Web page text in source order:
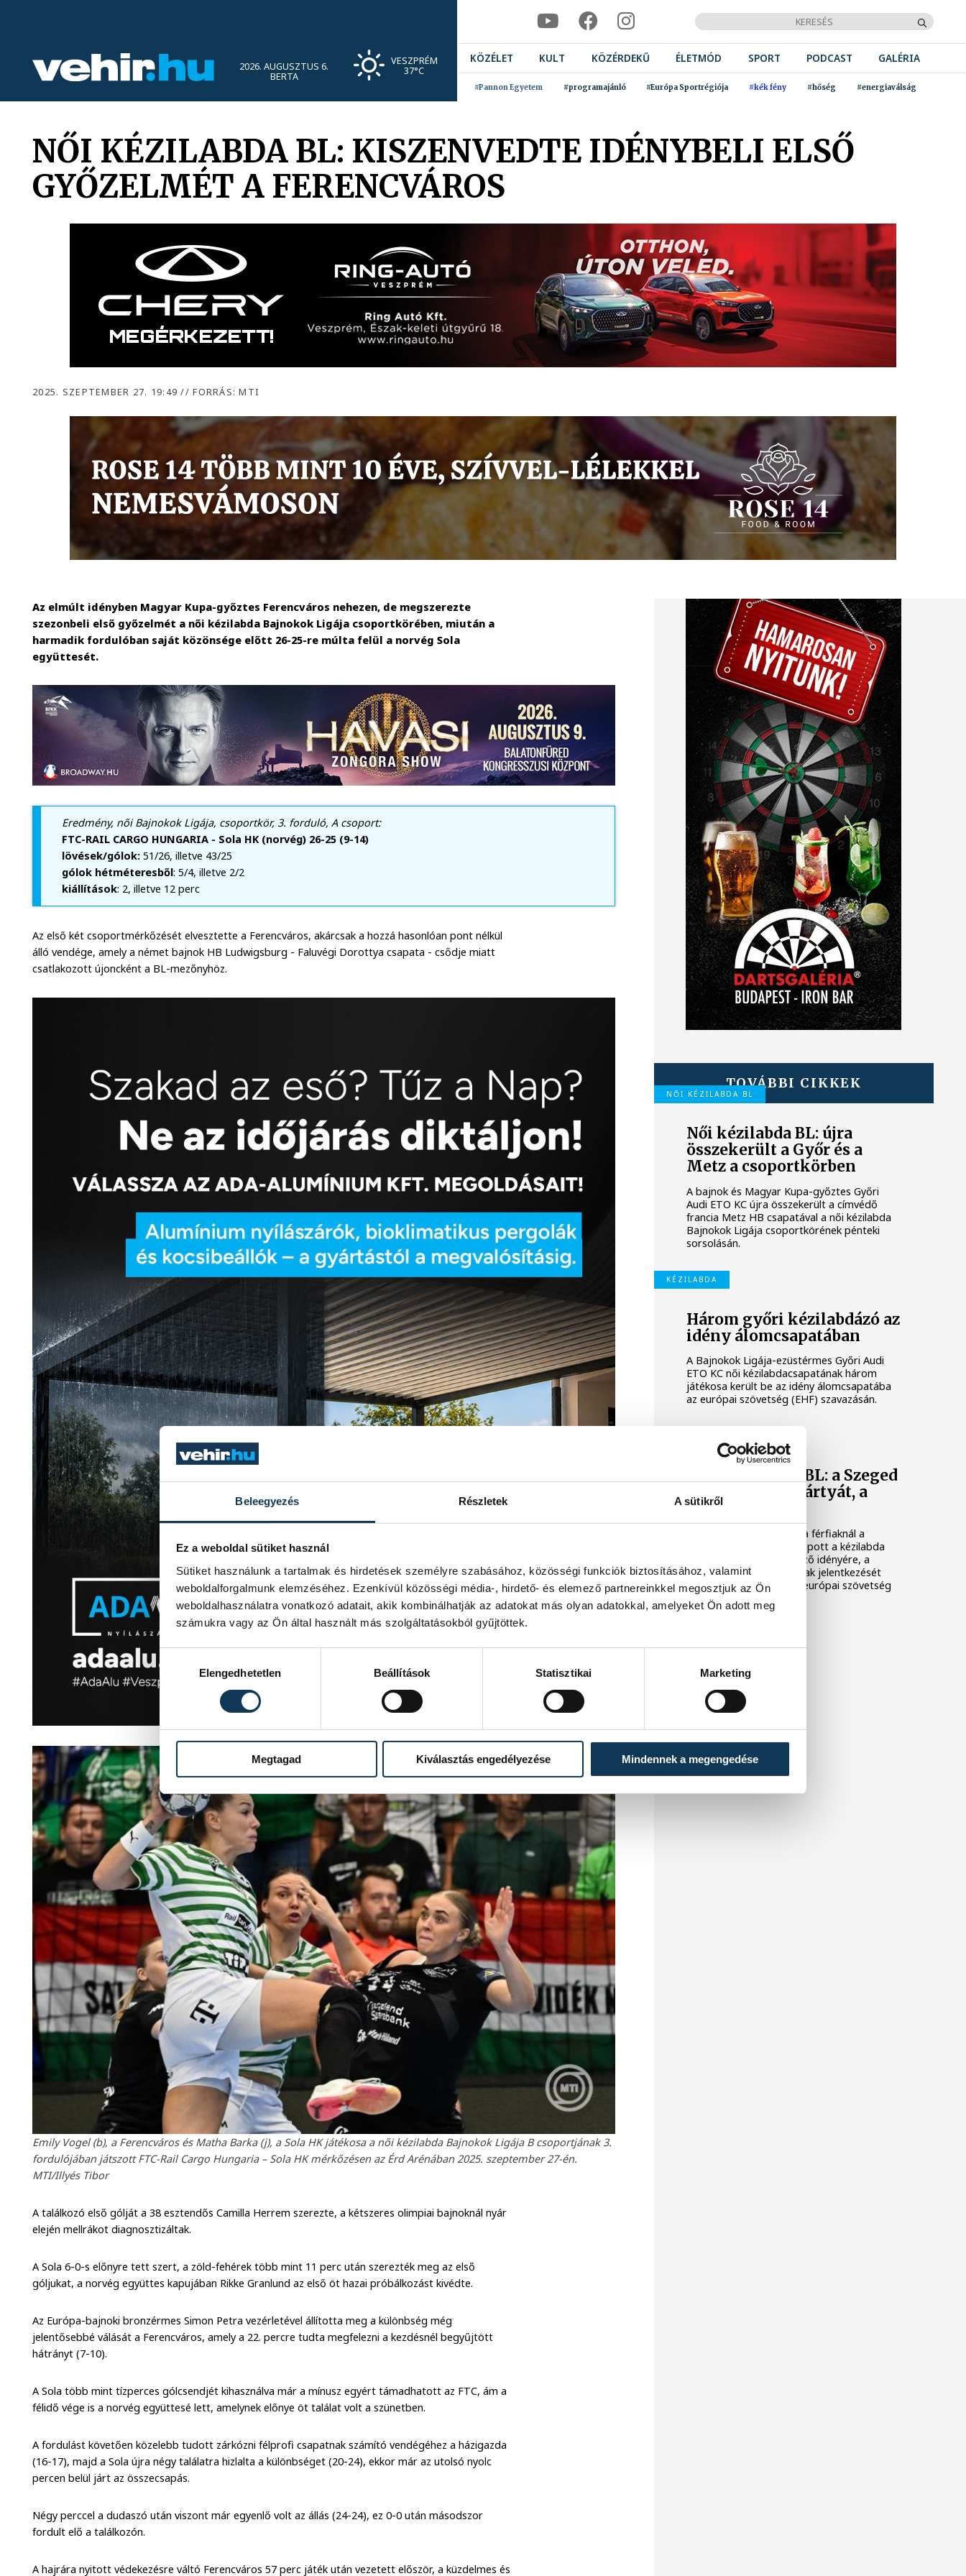
Beleegyezés Részletek A sütikről
Ez a weboldal sütiket használ
Sütiket használunk a tartalmak és hirdetések személyre szabásához, közösségi funkciók biztosításához, valamint
weboldalforgalmunk elemzéséhez. Ezenkívül közösségi média-, hirdető- és elemező partnereinkkel megosztjuk az Ön
weboldalhasználatra vonatkozó adatait, akik kombinálhatják az adatokat más olyan adatokkal, amelyeket Ön adott meg
számukra vagy az Ön által használt más szolgáltatásokból gyűjtöttek.
Elengedhetetlen
Beállítások Statisztikai Marketing
Megtagad Kiválasztás engedélyezése Mindennek a megengedése
2026. AUGUSZTUS 6.
BERTA
VESZPRÉM
37°C
KÖZÉLET KULT KÖZÉRDEKŰ ÉLETMÓD SPORT PODCAST GALÉRIA
#Pannon Egyetem #programajánló #Európa Sportrégiója #kék fény #hőség #energiaválság
NŐI KÉZILABDA BL: KISZENVEDTE IDÉNYBELI ELSŐ
GYŐZELMÉT A FERENCVÁROS
2025. SZEPTEMBER 27. 19:49// FORRÁS: MTI
Az elmúlt idényben Magyar Kupa-győztes Ferencváros nehezen, de megszerezte
szezonbeli első győzelmét a női kézilabda Bajnokok Ligája csoportkörében, miután a
harmadik fordulóban saját közönsége előtt 26-25-re múlta felül a norvég Sola
együttesét.
Eredmény, női Bajnokok Ligája, csoportkör, 3. forduló, A csoport:
FTC-RAIL CARGO HUNGARIA - Sola HK (norvég) 26-25 (9-14)
lövések/gólok:51/26, illetve 43/25
gólok hétméteresből: 5/4, illetve 2/2
kiállítások: 2, illetve 12 perc
Az első két csoportmérkőzését elvesztette a Ferencváros, akárcsak a hozzá hasonlóan pont nélkül
álló vendége, amely a német bajnok HB Ludwigsburg - Faluvégi Dorottya csapata - csődje miatt
csatlakozott újoncként a BL-mezőnyhöz.
Emily Vogel (b), a Ferencváros és Matha Barka (j), a Sola HK játékosa a női kézilabda Bajnokok Ligája B csoportjának 3.
fordulójában játszott FTC-Rail Cargo Hungaria – Sola HK mérkőzésen az Érd Arénában 2025. szeptember 27-én.
MTI/Illyés Tibor
A találkozó első gólját a 38 esztendős Camilla Herrem szerezte, a kétszeres olimpiai bajnoknál nyár
elején mellrákot diagnosztizáltak.
A Sola 6-0-s előnyre tett szert, a zöld-fehérek több mint 11 perc után szerezték meg az első
góljukat, a norvég együttes kapujában Rikke Granlund az első öt hazai próbálkozást kivédte.
Az Európa-bajnoki bronzérmes Simon Petra vezérletével állította meg a különbség még
jelentősebbé válását a Ferencváros, amely a 22. percre tudta megfelezni a kezdésnél begyűjtött
hátrányt (7-10).
A Sola több mint tízperces gólcsendjét kihasználva már a mínusz egyért támadhatott az FTC, ám a
félidő vége is a norvég együttesé lett, amelynek előnye öt találat volt a szünetben.
A fordulást követően közelebb tudott zárkózni félprofi csapatnak számító vendégéhez a házigazda
(16-17), majd a Sola újra négy találatra hizlalta a különbséget (20-24), ekkor már az utolsó nyolc
percen belül járt az összecsapás.
Négy perccel a dudaszó után viszont már egyenlő volt az állás (24-24), ez 0-0 után másodszor
fordult elő a találkozón.
A hajrára nyitott védekezésre váltó Ferencváros 57 perc játék után vezetett először, a küzdelmes és
TOVÁBBI CIKKEK
NŐI KÉZILABDA BL
Női kézilabda BL: újra
összekerült a Győr és a
Metz a csoportkörben
A bajnok és Magyar Kupa-győztes Győri
Audi ETO KC újra összekerült a címvédő
francia Metz HB csapatával a női kézilabda
Bajnokok Ligája csoportkörének pénteki
sorsolásán.
KÉZILABDA
Három győri kézilabdázó az
idény álomcsapatában
A Bajnokok Ligája-ezüstérmes Győri Audi
ETO KC női kézilabdacsapatának három
játékosa került be az idény álomcsapatába
az európai szövetség (EHF) szavazásán.
Férfi kézilabda BL: a Szeged
kapott szabadkártyát, a
Tatabánya nem
A nőknél a Ferencváros, a férfiaknál a
Szeged szabadkártyát kapott a kézilabda
Bajnokok Ligája következő idényére, a
Tatabánya férficsapatának jelentkezését
azonban elutasította az európai szövetség
(EHF).